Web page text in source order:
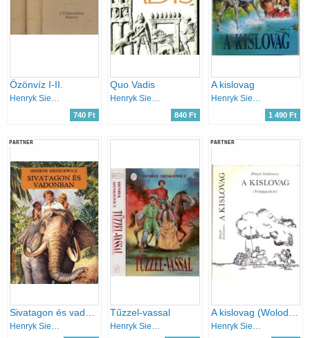
Özönvíz I-II.
740 Ft
Quo Vadis
840 Ft
A kislovag
1 490 Ft
PARTNER
Sivatagon és vadonban
Henryk Sienkiewicz
Tűzzel-vassal
Henryk Sienkiewicz
PARTNER
A kislovag (Wolodyjowski úr)
Henryk Sienkiewicz